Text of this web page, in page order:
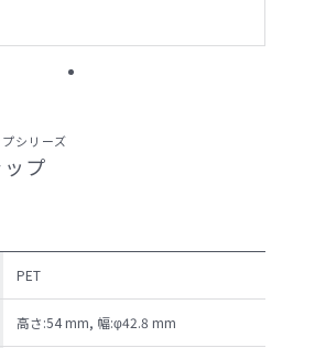
シリーズ
プ
PET
高さ:54 mm, 幅:φ42.8 mm